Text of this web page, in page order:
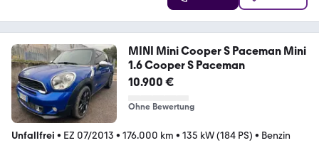
MINI Mini Cooper S Paceman Mini
1.6 Cooper S Paceman
10.900 €
Ohne Bewertung
Unfallfrei • EZ 07/2013 • 176.000 km • 135 kW (184 PS) • Benzin